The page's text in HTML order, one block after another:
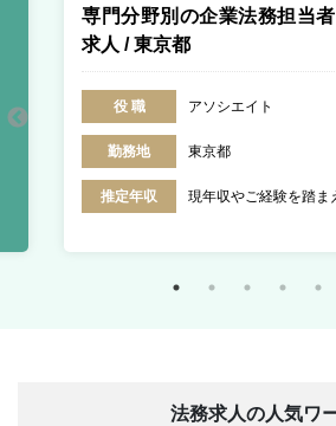
専門分野別の企業法務担当
求人 / 東京都
役 職 アソシエイト
勤務地 東京都
推定年収 現年収やご経験を踏ま
法務求人の人気ワ